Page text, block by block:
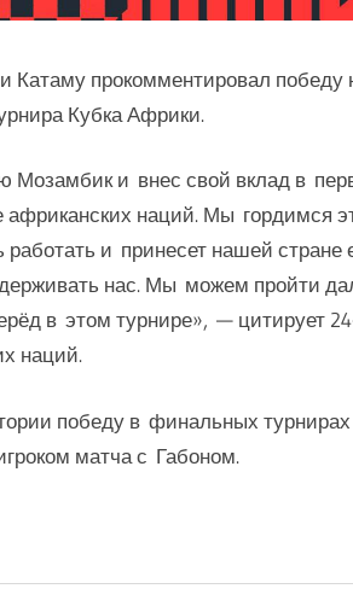
прокомментировал победу
Кубка Африки.
Мозамбик и внес свой вклад в
наций. Мы гордимся
работать и принесет нашей
нас. Мы можем пройти
в этом турнире», — цитирует
наций.
победу в финальных турнирах
матча с Габоном.